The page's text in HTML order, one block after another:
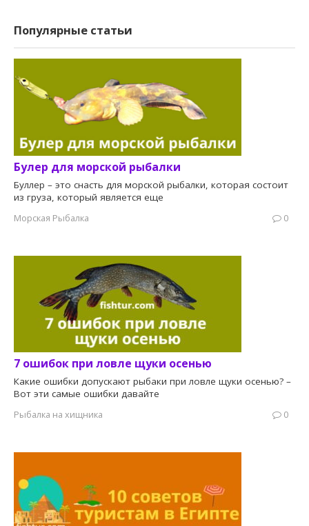
Популярные статьи
Булер для морской рыбалки
Буллер – это снасть для морской рыбалки, которая состоит
из груза, который является еще
Морская Рыбалка
0
7 ошибок при ловле щуки осенью
Какие ошибки допускают рыбаки при ловле щуки осенью? –
Вот эти самые ошибки давайте
Рыбалка на хищника
0